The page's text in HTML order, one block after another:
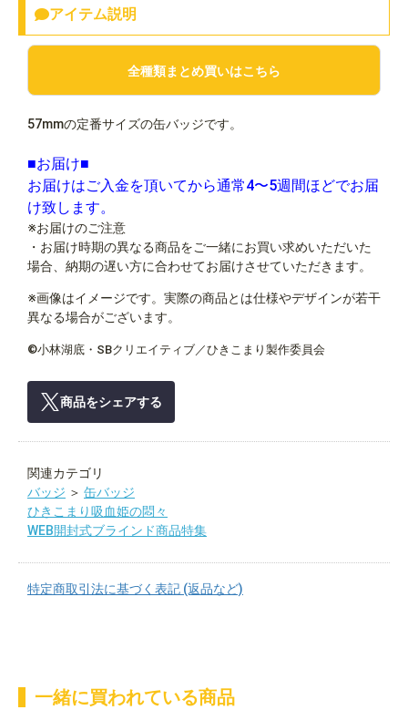
アイテム説明
全種類まとめ買いはこちら
57mmの定番サイズの缶バッジです。
■お届け■
お届けはご入金を頂いてから通常4〜5週間ほどでお届
け致します。
※お届けのご注意
・お届け時期の異なる商品をご一緒にお買い求めいただいた
場合、納期の遅い方に合わせてお届けさせていただきます。
※画像はイメージです。実際の商品とは仕様やデザインが若干
異なる場合がございます。
©小林湖底・SBクリエイティブ／ひきこまり製作委員会
商品をシェアする
関連カテゴリ
バッジ ＞ 缶バッジ
ひきこまり吸血姫の悶々
WEB開封式ブラインド商品特集
特定商取引法に基づく表記 (返品など)
一緒に買われている商品